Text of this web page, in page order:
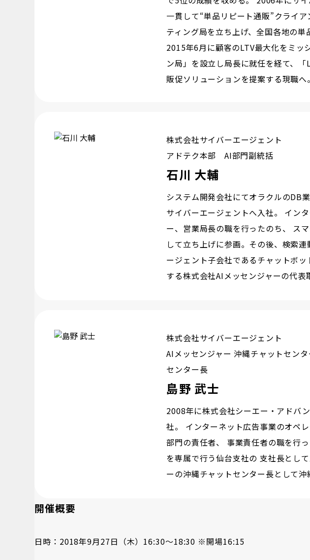
一貫して“単品リピート通販”クライ
ティング局を立ち上げ、全国各地の単
2015年6月に顧客のLTV最大化をミッ
ン局」を設立し局長に就任を経て、
販促ソリューションを提案する現職へ。
株式会社サイバーエージェント
アドテク本部 AI部門副統括
石川 大輔
システム開発会社にてオラクルのDB
サイバーエージェントへ入社。 イン
ー、営業局長の職を行ったのち、 ス
して立ち上げに参画。その後、検索
ージェント子会社であるチャットボ
する株式会社AIメッセンジャーの代表
株式会社サイバーエージェント
AIメッセンジャー 沖縄チャットセンタ
センター長
島野 武士
2008年に株式会社シーエー・アドバ
社。 インターネット広告事業のオペ
部門の責任者、 事業責任者の職を行
を専属で行う仙台支社の 支社長とし
ーの沖縄チャットセンター長として沖
開催概要
日時：2018年9月27日（木）16:30～18:30 ※開場16:15